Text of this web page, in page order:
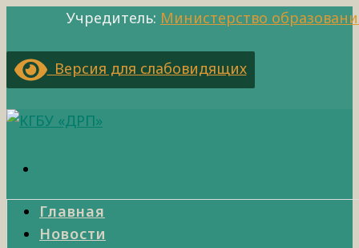
Учредитель: Министерство
Версия для слабовидящих
Главная
Новости